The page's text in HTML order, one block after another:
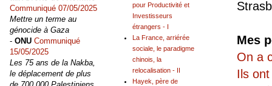
Mes
On a
Ils
pour Productivité et
Investisseurs
étrangers - I
La France, arriérée
sociale, le paradigme
chinois, la
relocalisation - II
Hayek, père de
Communiqué 07/05/2025
Mettre un terme au
génocide à Gaza
- ONU Communiqué
15/05/2025
Les 75 ans de la Nakba,
le déplacement de plus